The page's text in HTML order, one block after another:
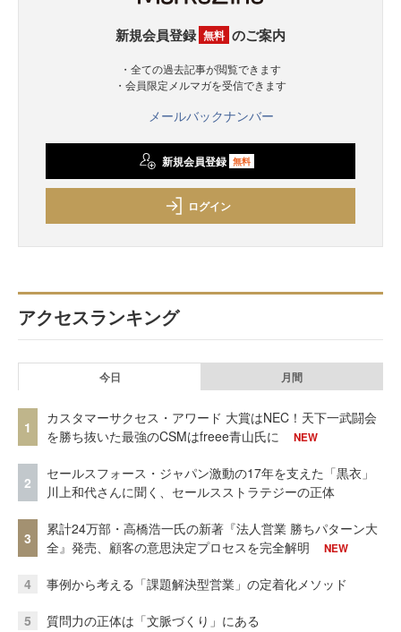
新規会員登録 無料 のご案内
・全ての過去記事が閲覧できます
・会員限定メルマガを受信できます
メールバックナンバー
新規会員登録 無料
ログイン
アクセスランキング
今日 月間
1
カスタマーサクセス・アワード 大賞はNEC！天下一武闘会
を勝ち抜いた最強のCSMはfreee青山氏に
NEW
2
セールスフォース・ジャパン激動の17年を支えた「黒衣」
川上和代さんに聞く、セールスストラテジーの正体
3
累計24万部・高橋浩一氏の新著『法人営業 勝ちパターン大
全』発売、顧客の意思決定プロセスを完全解明
NEW
4 事例から考える「課題解決型営業」の定着化メソッド
5 質問力の正体は「文脈づくり」にある